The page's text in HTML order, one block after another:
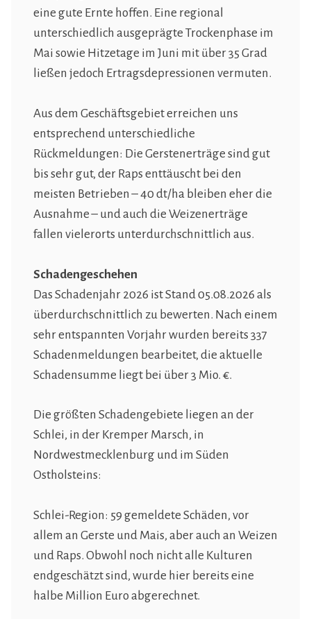
eine gute Ernte hoffen. Eine regional
unterschiedlich ausgeprägte Trockenphase im
Mai sowie Hitzetage im Juni mit über 35 Grad
ließen jedoch Ertragsdepressionen vermuten.
Aus dem Geschäftsgebiet erreichen uns
entsprechend unterschiedliche
Rückmeldungen: Die Gerstenerträge sind gut
bis sehr gut, der Raps enttäuscht bei den
meisten Betrieben – 40 dt/ha bleiben eher die
Ausnahme – und auch die Weizenerträge
fallen vielerorts unterdurchschnittlich aus.
Schadengeschehen
Das Schadenjahr 2026 ist Stand 05.08.2026 als
überdurchschnittlich zu bewerten. Nach einem
sehr entspannten Vorjahr wurden bereits 337
Schadenmeldungen bearbeitet, die aktuelle
Schadensumme liegt bei über 3 Mio. €.
Die größten Schadengebiete liegen an der
Schlei, in der Kremper Marsch, in
Nordwestmecklenburg und im Süden
Ostholsteins:
Schlei-Region: 59 gemeldete Schäden, vor
allem an Gerste und Mais, aber auch an Weizen
und Raps. Obwohl noch nicht alle Kulturen
endgeschätzt sind, wurde hier bereits eine
halbe Million Euro abgerechnet.